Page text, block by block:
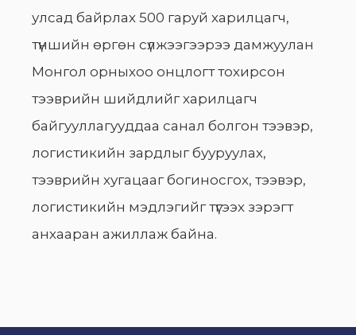
улсад байрлах 500 гаруй харилцагч,
түншийн өргөн сүлжээгээрээ дамжуулан
Монгол орныхоо онцлогт тохирсон
тээврийн шийдлийг харилцагч
байгууллагууддаа санал болгон тээвэр,
логистикийн зардлыг бууруулах,
тээврийн хугацааг богиносгох, тээвэр,
логистикийн мэдлэгийг түгээх зэрэгт
анхааран ажиллаж байна.